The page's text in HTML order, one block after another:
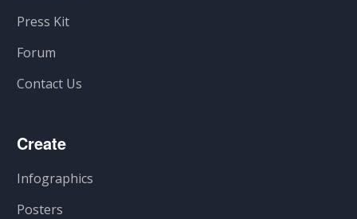
Press Kit
Forum
Contact Us
Create
Infographics
Posters